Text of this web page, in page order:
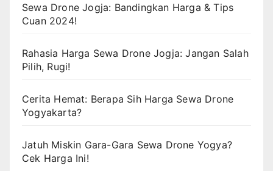
Sewa Drone Jogja: Bandingkan Harga & Tips
Cuan 2024!
Rahasia Harga Sewa Drone Jogja: Jangan Salah
Pilih, Rugi!
Cerita Hemat: Berapa Sih Harga Sewa Drone
Yogyakarta?
Jatuh Miskin Gara-Gara Sewa Drone Yogya?
Cek Harga Ini!